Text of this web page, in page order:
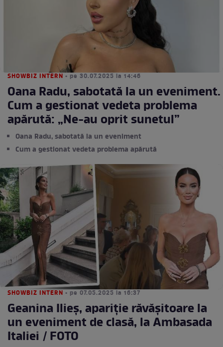
SHOWBIZ INTERN • pe 30.07.2025 la 14:46
Oana Radu, sabotată la un eveniment.
Cum a gestionat vedeta problema
apărută: „Ne-au oprit sunetul”
Oana Radu, sabotată la un eveniment
Cum a gestionat vedeta problema apărută
SHOWBIZ INTERN • pe 07.05.2025 la 16:37
Geanina Ilieș, apariție răvășitoare la
un eveniment de clasă, la Ambasada
Italiei / FOTO